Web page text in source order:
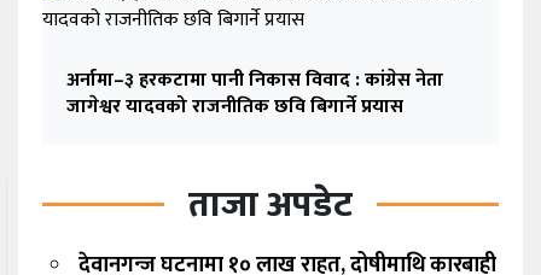
अर्नामा–३ हरकटामा पानी निकास विवाद : कांग्रेस नेता
जागेश्वर यादवको राजनीतिक छवि बिगार्ने प्रयास
ताजा अपडेट
देवानगन्ज घटनामा १० लाख राहत, दोषीमाथि कारबाही